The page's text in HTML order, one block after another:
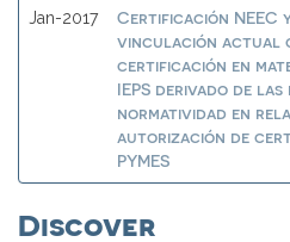
Jan-2017
Certificación NEEC
vinculación actual
certificación en
IEPS derivado de
normatividad en
autorización de
PYMES
Discover